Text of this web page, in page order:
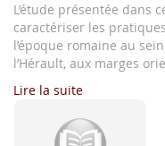
L’étude présentée dans
caractériser les
l’époque romaine au
l’Hérault, aux marges
Lire la suite